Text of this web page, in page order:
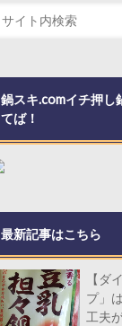
鍋スキ.comイチ押
てば！
最新記事はこちら
【ダ
プ」
工夫